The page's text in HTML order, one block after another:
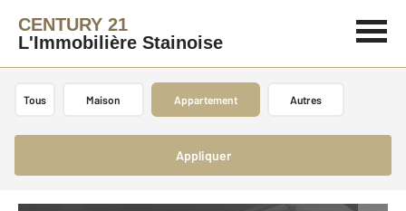
CENTURY 21
L'Immobilière Stainoise
Tous Maison Appartement Autres
Appliquer